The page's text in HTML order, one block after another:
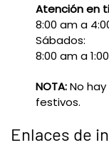
Atención en
8:00 am a
Sábados:
8:00 am a
NOTA:No
festivos.
Enlaces de